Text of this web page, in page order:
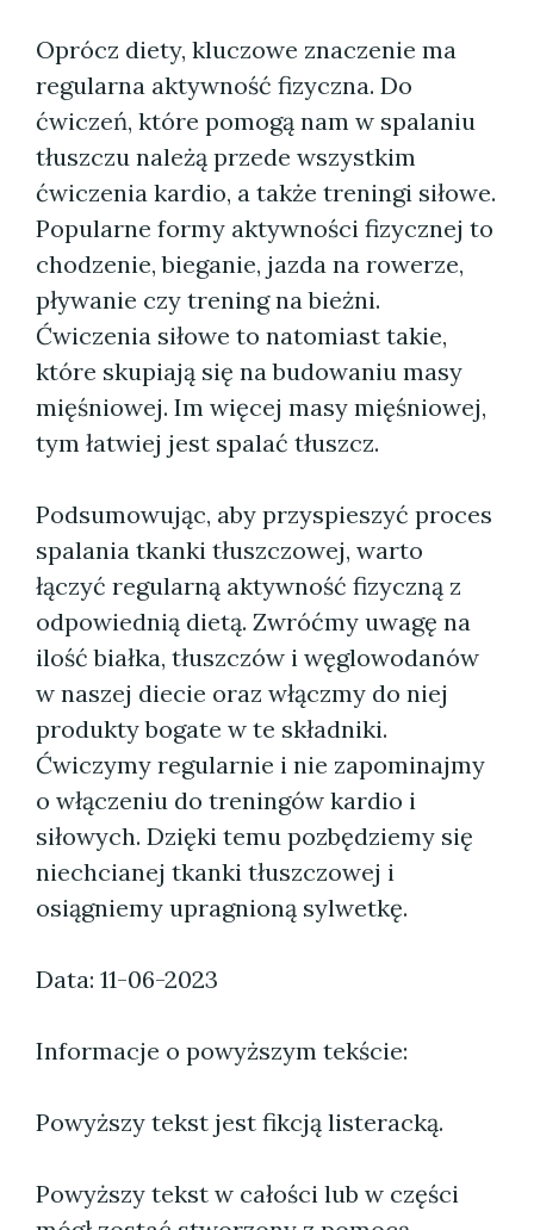
Oprócz diety, kluczowe znaczenie ma
regularna aktywność fizyczna. Do
ćwiczeń, które pomogą nam w spalaniu
tłuszczu należą przede wszystkim
ćwiczenia kardio, a także treningi siłowe.
Popularne formy aktywności fizycznej to
chodzenie, bieganie, jazda na rowerze,
pływanie czy trening na bieżni.
Ćwiczenia siłowe to natomiast takie,
które skupiają się na budowaniu masy
mięśniowej. Im więcej masy mięśniowej,
tym łatwiej jest spalać tłuszcz.
Podsumowując, aby przyspieszyć proces
spalania tkanki tłuszczowej, warto
łączyć regularną aktywność fizyczną z
odpowiednią dietą. Zwróćmy uwagę na
ilość białka, tłuszczów i węglowodanów
w naszej diecie oraz włączmy do niej
produkty bogate w te składniki.
Ćwiczymy regularnie i nie zapominajmy
o włączeniu do treningów kardio i
siłowych. Dzięki temu pozbędziemy się
niechcianej tkanki tłuszczowej i
osiągniemy upragnioną sylwetkę.
Data: 11-06-2023
Informacje o powyższym tekście:
Powyższy tekst jest fikcją listeracką.
Powyższy tekst w całości lub w części